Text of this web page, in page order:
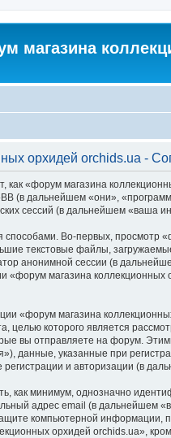
магазина
орхидей orchids.ua -
как «форум магазина
(в дальнейшем «они»,
сессий (в дальнейшем «ваша
Во-первых, просмотр
текстовые файлы,
анонимной сессии (в
«форум магазина
«форум магазина
целью которого является
вы отправляете на форум.
данные, указанные при
и авторизации (в
как минимум, однозначно
адрес email (в дальнейшем
компьютерной
орхидей orchids.ua»,